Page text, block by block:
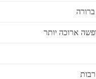
ארוכה יותר
רבות